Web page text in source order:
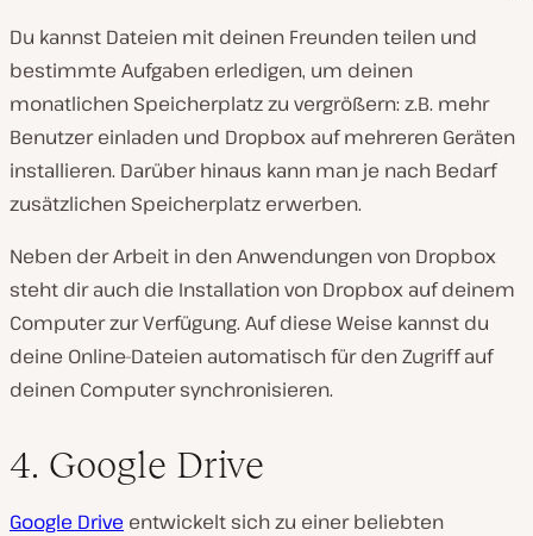
Du kannst Dateien mit deinen Freunden teilen und
bestimmte Aufgaben erledigen, um deinen
monatlichen Speicherplatz zu vergrößern: z.B. mehr
Benutzer einladen und Dropbox auf mehreren Geräten
installieren. Darüber hinaus kann man je nach Bedarf
zusätzlichen Speicherplatz erwerben.
Neben der Arbeit in den Anwendungen von Dropbox
steht dir auch die Installation von Dropbox auf deinem
Computer zur Verfügung. Auf diese Weise kannst du
deine Online-Dateien automatisch für den Zugriff auf
deinen Computer synchronisieren.
4. Google Drive
Google Drive entwickelt sich zu einer beliebten